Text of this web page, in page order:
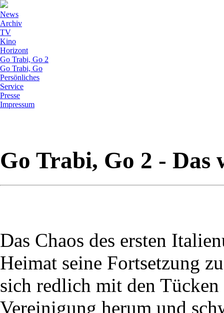
News
Archiv
TV
Kino
Horizont
Go Trabi, Go 2
Go Trabi, Go
Persönliches
Service
Presse
Impressum
Go Trabi, Go 2 - Das
Das Chaos des ersten
Heimat seine Fortsetzung
sich redlich mit den Tücken
Vereinigung herum und